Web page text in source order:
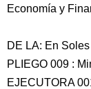
Economía y
DE LA: En
PLIEGO 009 :
EJECUTORA